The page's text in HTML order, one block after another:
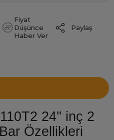
Fiyat
Düşünce
Haber Ver
Paylaş
24'' inç 2
Özellikleri